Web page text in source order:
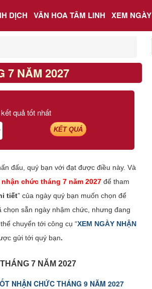
DỊCH VĂN HOA TÂM LINH XEM NGÀY
7 NĂM 2027
quả tốt nhất
KẾT QUẢ
đấu, quý bạn với đạt được điều này. Và
nhận chức tháng 7 năm 2027 để tham
tiết” của ngày quý bạn muốn chọn để
chọn sẵn ngày nhậm chức, nhưng đang
chuyển tới công cụ “XEM NGÀY NHẬN
gửi tới quý bạn.
7 NĂM 2027
NHẬN CHỨC THÁNG 9 NĂM 2027